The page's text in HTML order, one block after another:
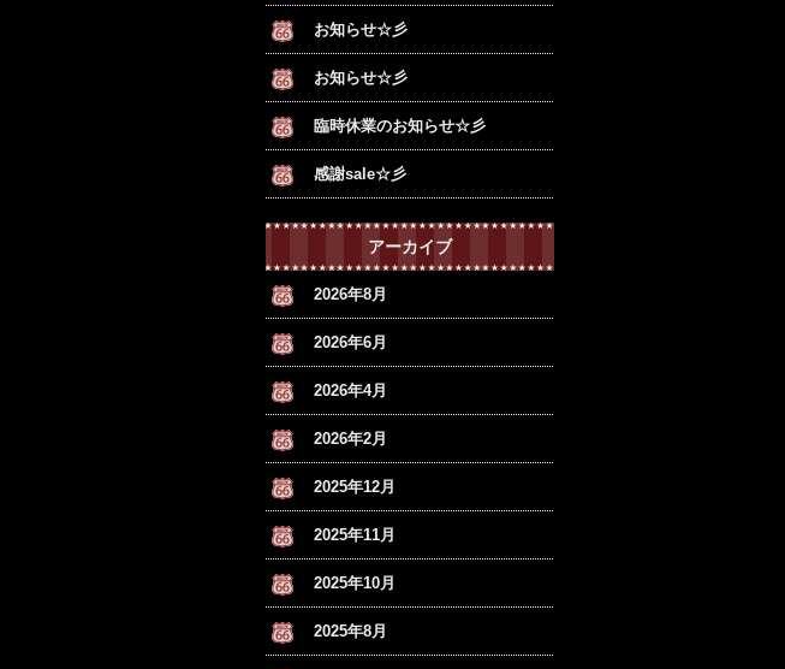
お知らせ☆彡
お知らせ☆彡
臨時休業のお知らせ☆彡
感謝sale☆彡
アーカイブ
2026年8月
2026年6月
2026年4月
2026年2月
2025年12月
2025年11月
2025年10月
2025年8月